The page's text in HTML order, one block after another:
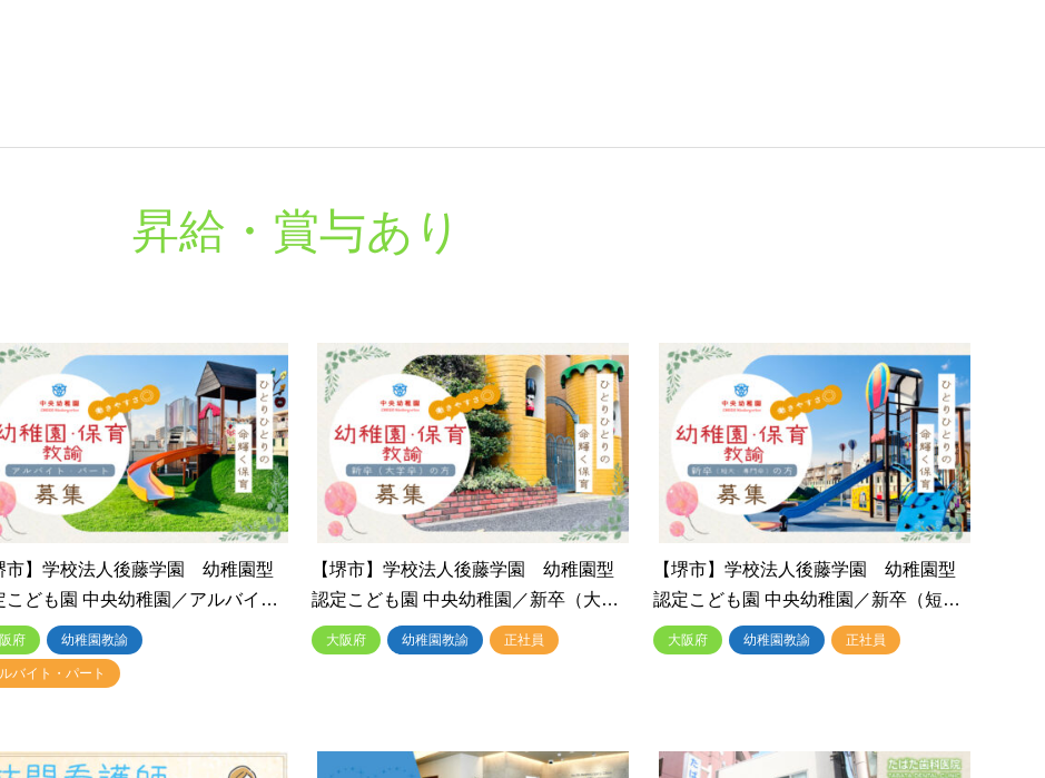
昇給・賞与あり
市】学校法人後藤学園 幼稚園型
こども園 中央幼稚園／アルバイ…
府 幼稚園教諭
バイト・パート
【堺市】学校法人後藤学園 幼稚園型
認定こども園 中央幼稚園／新卒（大…
大阪府 幼稚園教諭 正社員
【堺市】学校法人後藤学園 幼稚園型
認定こども園 中央幼稚園／新卒（短…
大阪府 幼稚園教諭 正社員